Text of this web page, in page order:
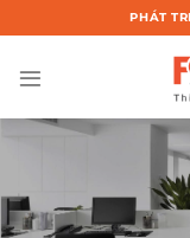
đến
dung
PHÁT